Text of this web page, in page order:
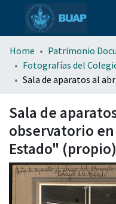
All of DSpace
Home
Patrimonio
Sala de
observatorio
Estado" (propio)